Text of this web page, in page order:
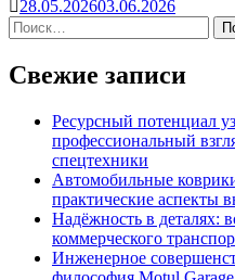
28.05.202603.06.2026
Свежие записи
Ресурсный потенциал
профессиональный
спецтехники
Автомобильные
практические аспекты
Надёжность в деталях:
коммерческого
Инженерное